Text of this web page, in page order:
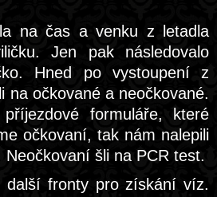
na čas a venku z letadla
Jen pak následovalo
Hned po vystoupení z
na očkované a neočkované.
formuláře, které
očkovaní, tak nám nalepili
Neočkovaní šli na PCR test.
další fronty pro získání víz.